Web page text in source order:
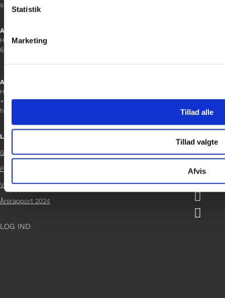
Statistik
Marketing
Tillad alle
Tillad valgte
Afvis
sanne.h@gladfonden.dk
Aabenraa
H P Hanssens Gade 23, 2.
6200 Aabenraa
Afdelingschef
Helene Teichert
+45 29 37 32 41
helene.t@gladfonden.dk
Links
Glad Fonden
Persondatapolitik
Vedtægter
Årsrapport 2024
LOG IND



